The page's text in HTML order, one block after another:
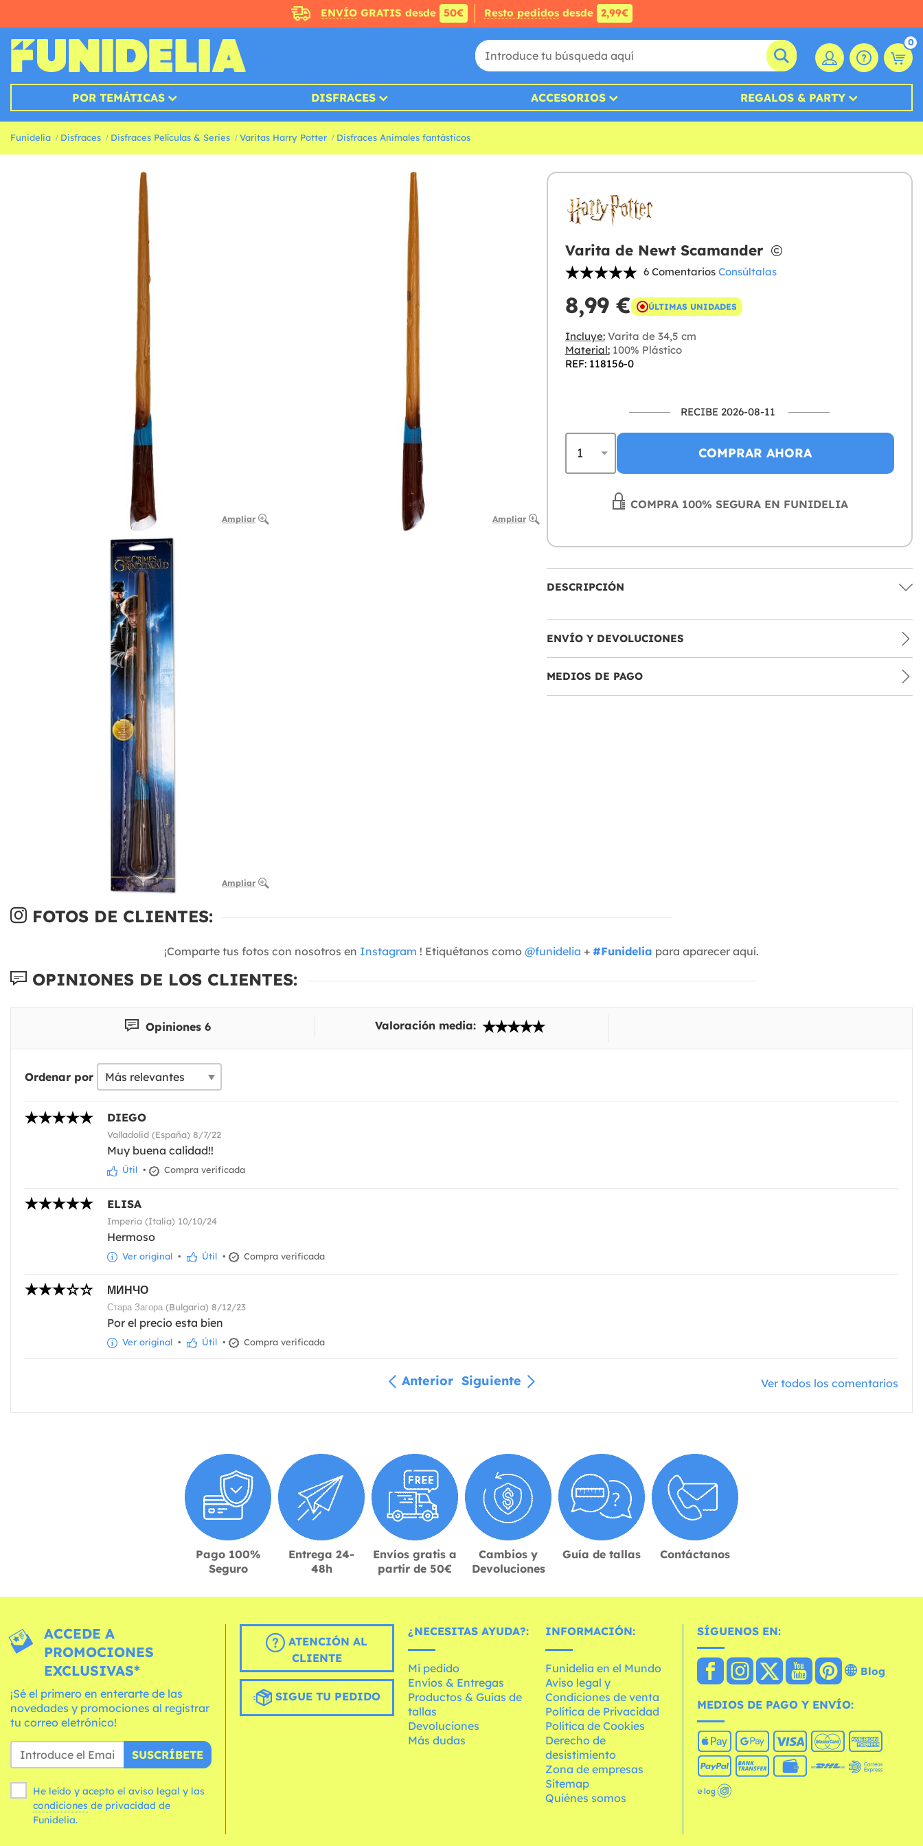
ENVÍOGRATIS desde 50€ Resto pedidosdesde 2,99€
0
POR TEMÁTICAS DISFRACES ACCESORIOS REGALOS & PARTY
Funidelia Disfraces Disfraces Películas & Series Varitas Harry Potter Disfraces Animales fantásticos
Ampliar Ampliar
Ampliar
Varita de Newt Scamander
6 Comentarios Consúltalas
8,99 € ÚLTIMAS UNIDADES
Incluye:Varita de 34,5 cm
Material:100% Plástico
REF: 118156-0
RECIBE 2026-08-11
COMPRAR AHORA
COMPRA 100% SEGURA EN FUNIDELIA
DESCRIPCIÓN
ENVÍO Y DEVOLUCIONES
MEDIOS DE PAGO
FOTOS DE CLIENTES:
¡Comparte tus fotos con nosotros en Instagram ! Etiquétanos como @funidelia + #Funidelia para aparecer aquí.
OPINIONES DE LOS CLIENTES:
Opiniones 6 Valoración media:
Ordenar por
DIEGO
Valladolid (España) 8/7/22
Muy buena calidad!!
Útil • Compra verificada
ELISA
Imperia (Italia) 10/10/24
Hermoso
Ver original • Útil • Compra verificada
МИНЧО
Стара Загора (Bulgaria) 8/12/23
Por el precio esta bien
Ver original • Útil • Compra verificada
Anterior Siguiente Ver todos los comentarios
Pago 100%
Seguro
Entrega 24-
48h
Envíos gratis a
partir de 50€
Cambios y
Devoluciones
Guía de tallas Contáctanos
ACCEDE A
PROMOCIONES
EXCLUSIVAS*
¡Sé el primero en enterarte de las
novedades y promociones al registrar
tu correo eletrónico!
SUSCRÍBETE
He leído y acepto el aviso legal y las
condiciones
Funidelia.
ATENCIÓN AL
CLIENTE
SIGUE TU PEDIDO
¿NECESITAS AYUDA?:
Mi pedido
Envíos & Entregas
Productos & Guías de
tallas
Devoluciones
Más dudas
INFORMACIÓN:
Funidelia en el Mundo
Aviso legal y
Condiciones de venta
Política de Privacidad
Política de Cookies
Derecho de
desistimiento
Zona de empresas
Sitemap
Quiénes somos
SÍGUENOS EN:
Blog
MEDIOS DE PAGO Y ENVÍO: